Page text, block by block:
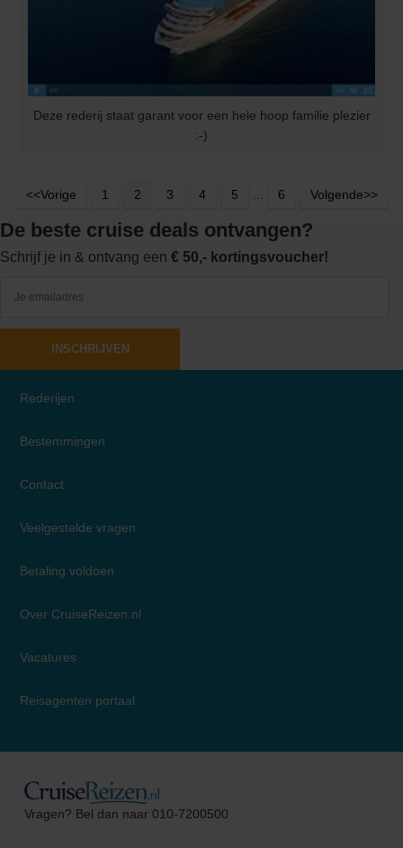
Deze rederij staat garant voor een hele hoop familie plezier
:-)
<<Vorige 1 2 3 4 5 ... 6 Volgende>>
De beste cruise deals ontvangen?
Schrijf je in & ontvang een € 50,- kortingsvoucher!
INSCHRIJVEN
Rederijen
Bestemmingen
Contact
Veelgestelde vragen
Betaling voldoen
Over CruiseReizen.nl
Vacatures
Reisagenten portaal
Cruise Specialist
Vragen? Bel dan naar 010-7200500